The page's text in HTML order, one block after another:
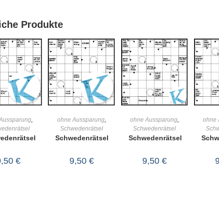
Produkte
,
€
WARENKORB
ohne Aussparung,
Schwedenrätsel
Schwedenrätsel
9,50 €
WARENKORB
ohne Aussparung,
Schwedenrätsel
Schwedenrätsel
9,50 €
ohne